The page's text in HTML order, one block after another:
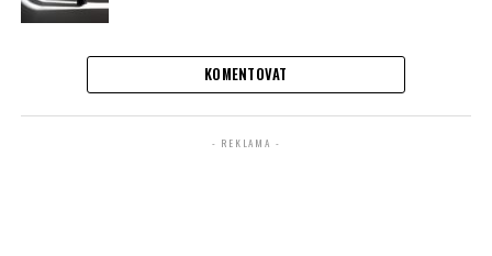
KOMENTOVAT
- REKLAMA -